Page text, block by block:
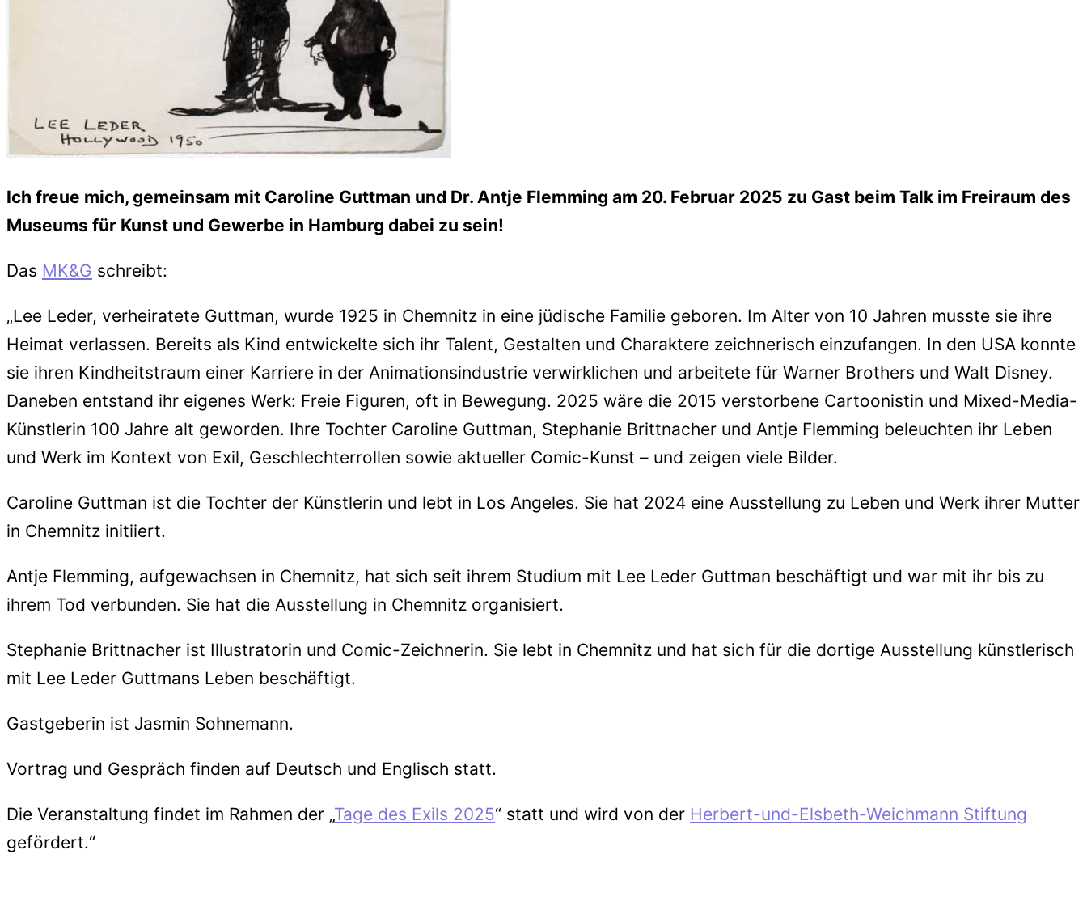
Ich freue mich, gemeinsam mit Caroline Guttman und Dr. Antje Flemming am 20. Februar 2025 zu Gast beim Talk im Freiraum des
Museums für Kunst und Gewerbe in Hamburg dabei zu sein!
Das MK&G schreibt:
„Lee Leder, verheiratete Guttman, wurde 1925 in Chemnitz in eine jüdische Familie geboren. Im Alter von 10 Jahren musste sie ihre
Heimat verlassen. Bereits als Kind entwickelte sich ihr Talent, Gestalten und Charaktere zeichnerisch einzufangen. In den USA konnte
sie ihren Kindheitstraum einer Karriere in der Animationsindustrie verwirklichen und arbeitete für Warner Brothers und Walt Disney.
Daneben entstand ihr eigenes Werk: Freie Figuren, oft in Bewegung. 2025 wäre die 2015 verstorbene Cartoonistin und Mixed-Media-
Künstlerin 100 Jahre alt geworden. Ihre Tochter Caroline Guttman, Stephanie Brittnacher und Antje Flemming beleuchten ihr Leben
und Werk im Kontext von Exil, Geschlechterrollen sowie aktueller Comic-Kunst – und zeigen viele Bilder.
Caroline Guttman ist die Tochter der Künstlerin und lebt in Los Angeles. Sie hat 2024 eine Ausstellung zu Leben und Werk ihrer Mutter
in Chemnitz initiiert.
Antje Flemming, aufgewachsen in Chemnitz, hat sich seit ihrem Studium mit Lee Leder Guttman beschäftigt und war mit ihr bis zu
ihrem Tod verbunden. Sie hat die Ausstellung in Chemnitz organisiert.
Stephanie Brittnacher ist Illustratorin und Comic-Zeichnerin. Sie lebt in Chemnitz und hat sich für die dortige Ausstellung künstlerisch
mit Lee Leder Guttmans Leben beschäftigt.
Gastgeberin ist Jasmin Sohnemann.
Vortrag und Gespräch finden auf Deutsch und Englisch statt.
Die Veranstaltung findet im Rahmen der „Tage des Exils 2025“ statt und wird von der Herbert-und-Elsbeth-Weichmann Stiftung
gefördert.“